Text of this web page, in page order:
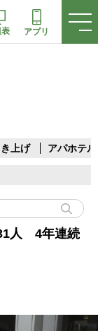
アプリ
上げ アパホテル
人 4年連続